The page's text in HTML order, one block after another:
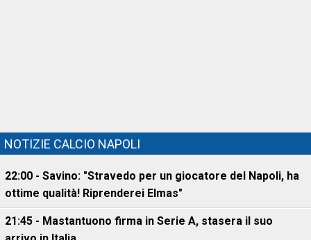
NOTIZIE CALCIO NAPOLI
22:00 - Savino: "Stravedo per un giocatore del Napoli, ha
ottime qualità! Riprenderei Elmas"
21:45 - Mastantuono firma in Serie A, stasera il suo